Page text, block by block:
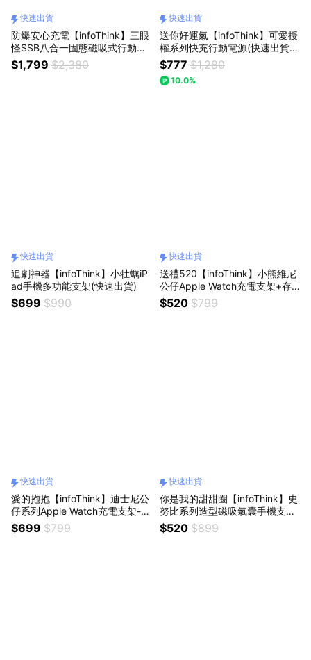
快速出貨
防爆安心充電【infoThink】三眼
怪SSB八合一固態磁吸式行動電
源(快速出貨)
$1,799 $2,380
快速出貨
送你好運氣【infoThink】可愛授
權系列快充行動電源(快速出貨)B
SMI/wh標示可上飛機
$777 $1,280
10.0%
快速出貨
追劇神器【infoThink】小牡蠣iP
ad手機多功能支架(快速出貨)
$699 $990
快速出貨
送禮520【infoThink】小熊維尼
公仔Apple Watch充電支架+存
錢筒(聖誕版)（快速出貨）
$520 $799
快速出貨
愛的抱抱【infoThink】迪士尼公
仔系列Apple Watch充電支架-抱
抱龍(快速出貨)
$699 $799
快速出貨
你是我的甜甜圈【infoThink】史
努比系列造型磁吸氣囊手機支架
(巧克力)(快速出貨)
$520 $899